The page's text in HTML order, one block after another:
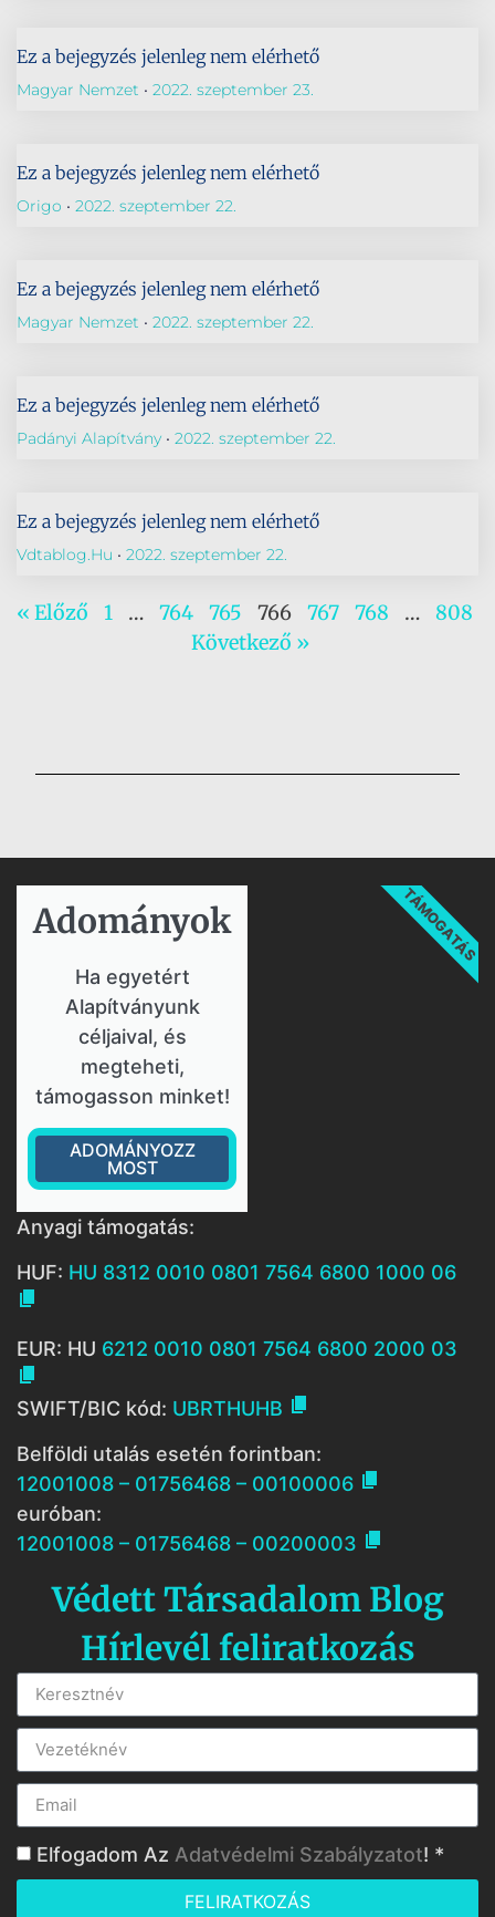
Ez a bejegyzés jelenleg nem elérhető
Magyar Nemzet 2022. szeptember 23.
Ez a bejegyzés jelenleg nem elérhető
Origo 2022. szeptember 22.
Ez a bejegyzés jelenleg nem elérhető
Magyar Nemzet 2022. szeptember 22.
Ez a bejegyzés jelenleg nem elérhető
Padányi Alapítvány 2022. szeptember 22.
Ez a bejegyzés jelenleg nem elérhető
Vdtablog.hu 2022. szeptember 22.
« Előző 1 … 764 765 766 767 768 …
808
Következő »
Adományok​
Ha egyetért
Alapítványunk
céljaival, és
megteheti,
támogasson minket!
ADOMÁNYOZZ
MOST
TÁMOGATÁS
Anyagi támogatás:
HUF: HU 8312 0010 0801 7564 6800 1000 06

EUR: HU 6212 0010 0801 7564 6800 2000 03

SWIFT/BIC kód: UBRTHUHB 
Belföldi utalás esetén forintban:
12001008 – 01756468 – 00100006 
euróban:
12001008 – 01756468 – 00200003 
Védett Társadalom Blog
Hírlevél feliratkozás
Elfogadom Az Adatvédelmi Szabályzatot! *
FELIRATKOZÁS